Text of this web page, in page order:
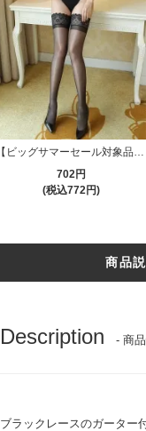
【ビッグサマーセール対象品】総柄レースをあしらったセクシーなシアーニーハイストッキング(STOCKING) ブラック
702円
(税込772円)
商品
Description - 商品
ブラックレースのガーター